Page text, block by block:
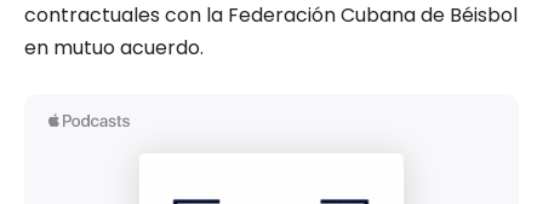
contractuales con la Federación Cubana de Béisbol
en mutuo acuerdo.